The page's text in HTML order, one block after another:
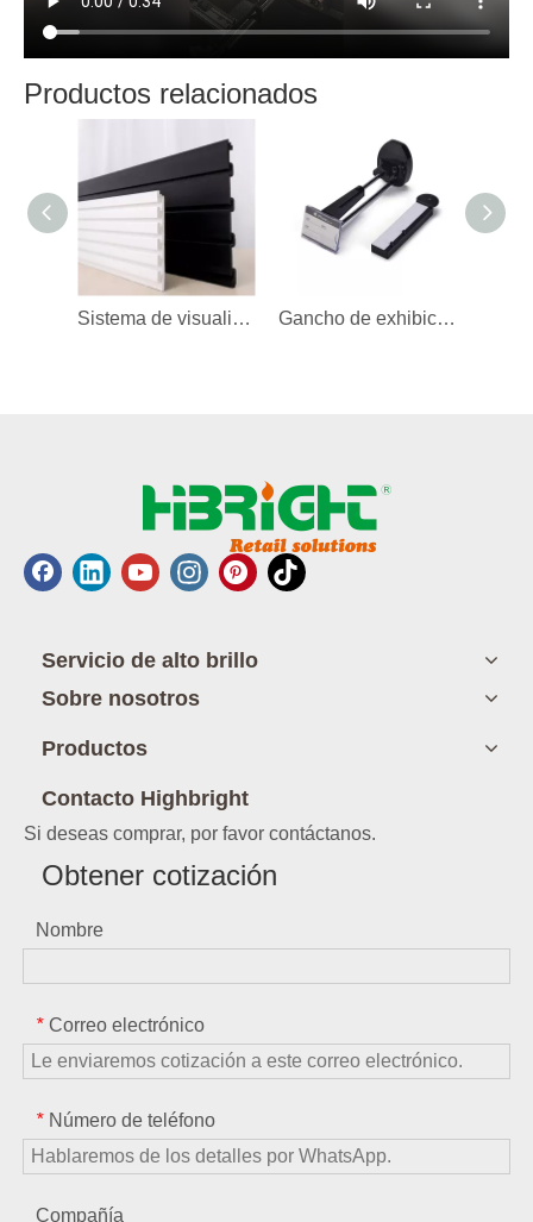
Productos relacionados
Sistema de visualización de listones de PVC Gancho de exhibición antirrobo
Servicio de alto brillo
Sobre nosotros
Productos
Contacto Highbright
Si deseas comprar, por favor contáctanos.
Obtener cotización
Nombre
* Correo electrónico
* Número de teléfono
Compañía